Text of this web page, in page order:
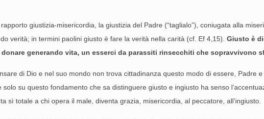
giustizia-misericordia, la giustizia del Padre (“taglialo”), coniugata alla
verità; in termini paolini giusto è fare la verità nella carità (cf. Ef 4,15). Giusto è
generando vita, un esserci da parassiti rinsecchiti che sopravvivono
di Dio e nel suo mondo non trova cittadinanza questo modo di essere, Padre
su questo fondamento che sa distinguere giusto e ingiusto ha senso
sì totale a chi opera il male, diventa grazia, misericordia, al peccatore, all’ingiusto.